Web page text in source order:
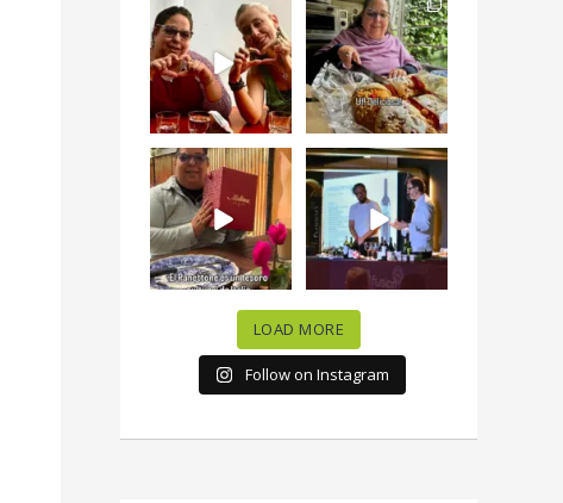
¡Qué desayuno tan
increíble en
@LasQuinceLetras!...
28 3
Me tocó rosca de
Tagers un
restaurante de
Avenida...
50 10
“En #Mallorca
Ciudad de México
celebramos la...
63 7
#SoaunFusionMexic
o una noche única
donde España y...
10 0
LOAD MORE
Follow on Instagram